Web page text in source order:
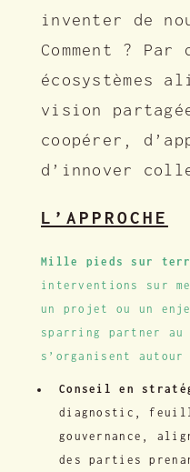
inventer de
Comment ?
écosystèmes
vision
coopérer,
d’innover
L’APPROCHE
Mille pieds sur
interventions sur
un projet ou un
sparring partner
s’organisent
Conseil en
diagnostic,
gouvernance,
des parties